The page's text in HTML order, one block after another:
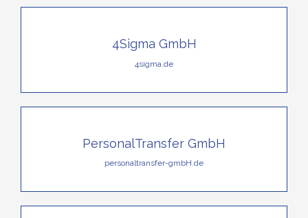
4Sigma GmbH
4sigma.de
PersonalTransfer GmbH
personaltransfer-gmbH.de